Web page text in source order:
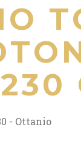
- Ottanio